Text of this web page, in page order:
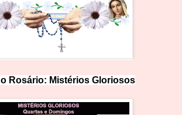
Rosário: Mistérios Gloriosos